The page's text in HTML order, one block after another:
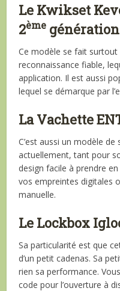
Le Kwikset
2ème génération
Ce modèle se fait
reconnaissance fiable,
application. Il est aussi
lequel se démarque par
La Vachette
C’est aussi un modèle
actuellement, tant pour
design facile à prendre
vos empreintes digitales
manuelle.
Le Lockbox
Sa particularité est que
d’un petit cadenas. Sa
rien sa performance.
code pour l’ouverture à